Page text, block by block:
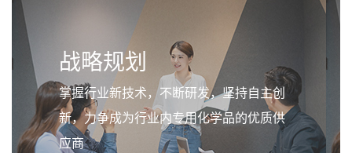
战略规划
掌握行业新技术，不断研发，坚持自主创
新，力争成为行业内专用化学品的优质供
应商